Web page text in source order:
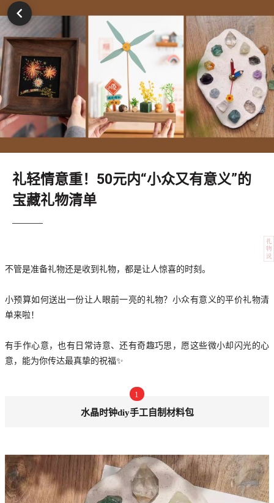
礼轻情意重！50元内“小众又有意义”的
宝藏礼物清单
不管是准备礼物还是收到礼物，都是让人惊喜的时刻。
小预算如何送出一份让人眼前一亮的礼物？小众有意义的平价礼物清
单来啦！
有手作心意，也有日常诗意、还有奇趣巧思，愿这些微小却闪光的心
意，能为你传达最真挚的祝福✨
1
水晶时钟diy手工自制材料包